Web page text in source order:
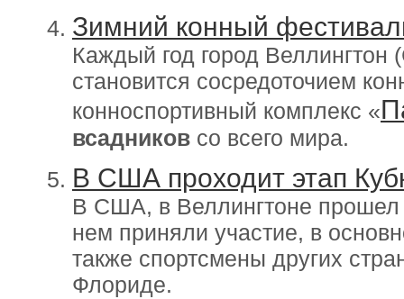
Зимний конный
Каждый год город
становится сосредоточием
конноспортивный комплекс «
всадников со всего мира.
В США проходит этап
В США, в Веллингтоне
нем приняли участие, в
также спортсмены других
Флориде.